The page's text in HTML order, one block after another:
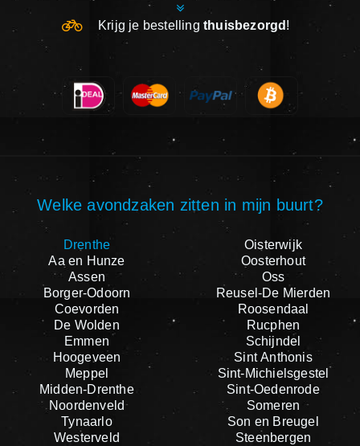
Krijg je bestelling thuisbezorgd !
Welke avondzaken zitten in mijn buurt?
Drenthe
Aa en Hunze
Assen
Borger-Odoorn
Coevorden
De Wolden
Emmen
Hoogeveen
Meppel
Midden-Drenthe
Noordenveld
Tynaarlo
Westerveld
Oisterwijk
Oosterhout
Oss
Reusel-De Mierden
Roosendaal
Rucphen
Schijndel
Sint Anthonis
Sint-Michielsgestel
Sint-Oedenrode
Someren
Son en Breugel
Steenbergen